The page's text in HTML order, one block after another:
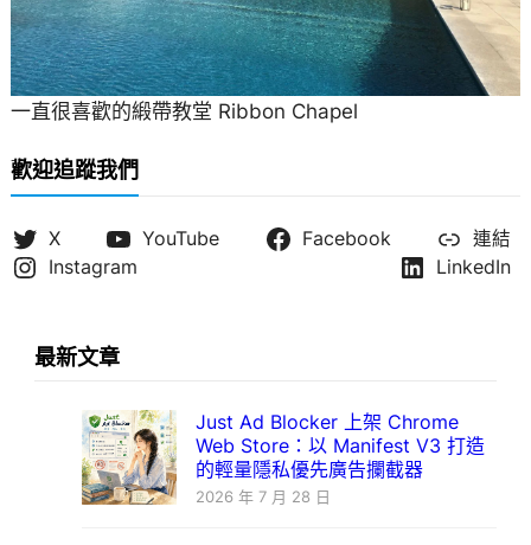
一直很喜歡的緞帶教堂 Ribbon Chapel
歡迎追蹤我們
X YouTube Facebook
連結
Instagram
LinkedIn
最新文章
Just Ad Blocker 上架 Chrome
Web Store：以 Manifest V3 打造
的輕量隱私優先廣告攔截器
2026 年 7 月 28 日